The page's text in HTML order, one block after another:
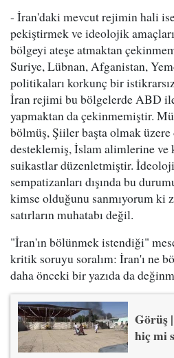
- İran'daki mevcut rejimin hali
pekiştirmek ve ideolojik
bölgeyi ateşe atmaktan
Suriye, Lübnan, Afganistan,
politikaları korkunç bir
İran rejimi bu bölgelerde ABD
yapmaktan da çekinmemiştir.
bölmüş, Şiiler başta olmak
desteklemiş, İslam alimlerine ve
suikastlar düzenletmiştir.
sempatizanları dışında bu
kimse olduğunu sanmıyorum ki
satırların muhatabı değil.
"İran'ın bölünmek istendiği"
kritik soruyu soralım: İran'ı ne
daha önceki bir yazıda da
Görüş
hiç mi